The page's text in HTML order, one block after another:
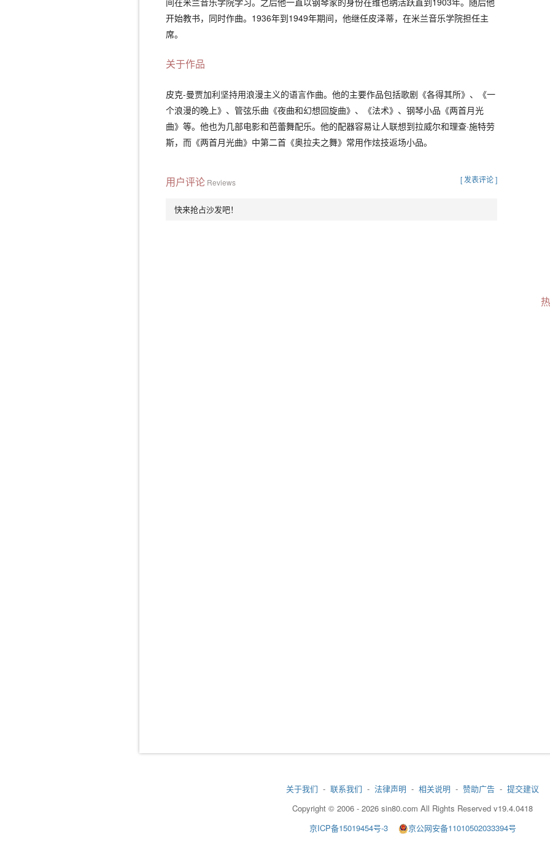
开始教书，同时作曲。1936年到1949年期间，他继任皮泽蒂，在米兰音乐学院担任主
席。
关于作品
皮克-曼贾加利坚持用浪漫主义的语言作曲。他的主要作品包括歌剧《各得其所》、《一
个浪漫的晚上》、管弦乐曲《夜曲和幻想回旋曲》、《法术》、钢琴小品《两首月光
曲》等。他也为几部电影和芭蕾舞配乐。他的配器容易让人联想到拉威尔和理查·施特劳
斯，而《两首月光曲》中第二首《奥拉夫之舞》常用作炫技返场小品。
用户评论 Reviews [ 发表评论 ]
快来抢占沙发吧！
关于我们 - 联系我们 - 法律声明 - 相关说明 - 赞助广告 - 提交建议
Copyright © 2006 - 2026 sin80.com All Rights Reserved v19.4.0418
京ICP备15019454号-3
京公网安备11010502033394号